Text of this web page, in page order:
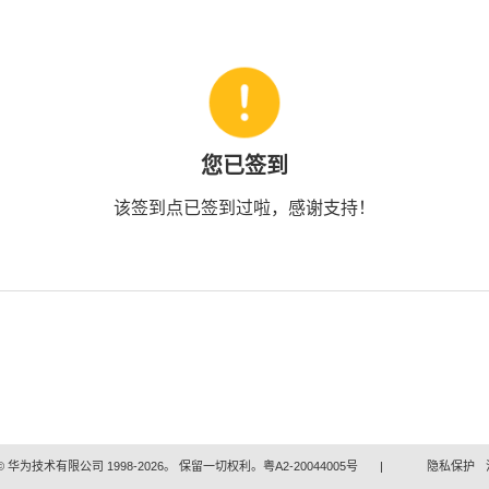
您已签到
该签到点已签到过啦，感谢支持！
华为技术有限公司 1998-2026。 保留一切权利。粤A2-20044005号 | 隐私保护